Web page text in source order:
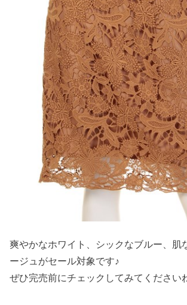
爽やかなホワイト、シックなブルー、肌
ージュがセール対象です♪
ぜひ完売前にチェックしてみてください